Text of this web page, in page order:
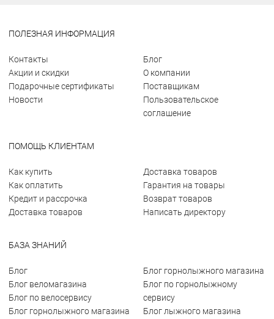
ПОЛЕЗНАЯ ИНФОРМАЦИЯ
Контакты
Акции и скидки
Подарочные сертификаты
Новости
Блог
О компании
Поставщикам
Пользовательское
соглашение
ПОМОЩЬ КЛИЕНТАМ
Как купить
Как оплатить
Кредит и рассрочка
Доставка товаров
Доставка товаров
Гарантия на товары
Возврат товаров
Написать директору
БАЗА ЗНАНИЙ
Блог
Блог веломагазина
Блог по велосервису
Блог горнолыжного магазина
Блог горнолыжного магазина
Блог по горнолыжному
сервису
Блог лыжного магазина